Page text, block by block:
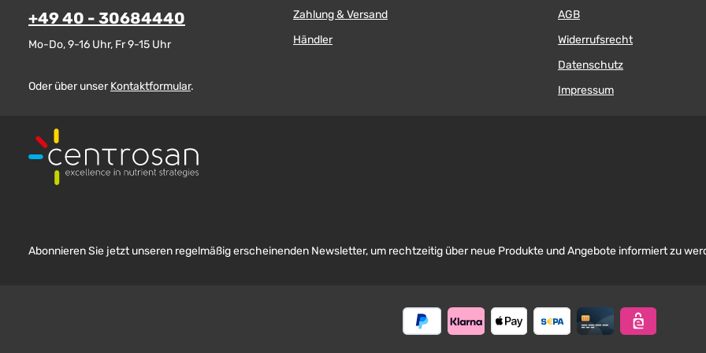
+49 40 - 30684440
Mo-Do, 9-16 Uhr, Fr 9-15 Uhr
Oder über unserKontaktformular.
Zahlung & Versand
Händler
AGB
Widerrufsrecht
Datenschutz
Impressum
Abonnieren Sie jetzt unseren regelmäßig erscheinenden Newsletter, um rechtzeitig über neue Produkte und Angebote informiert zu